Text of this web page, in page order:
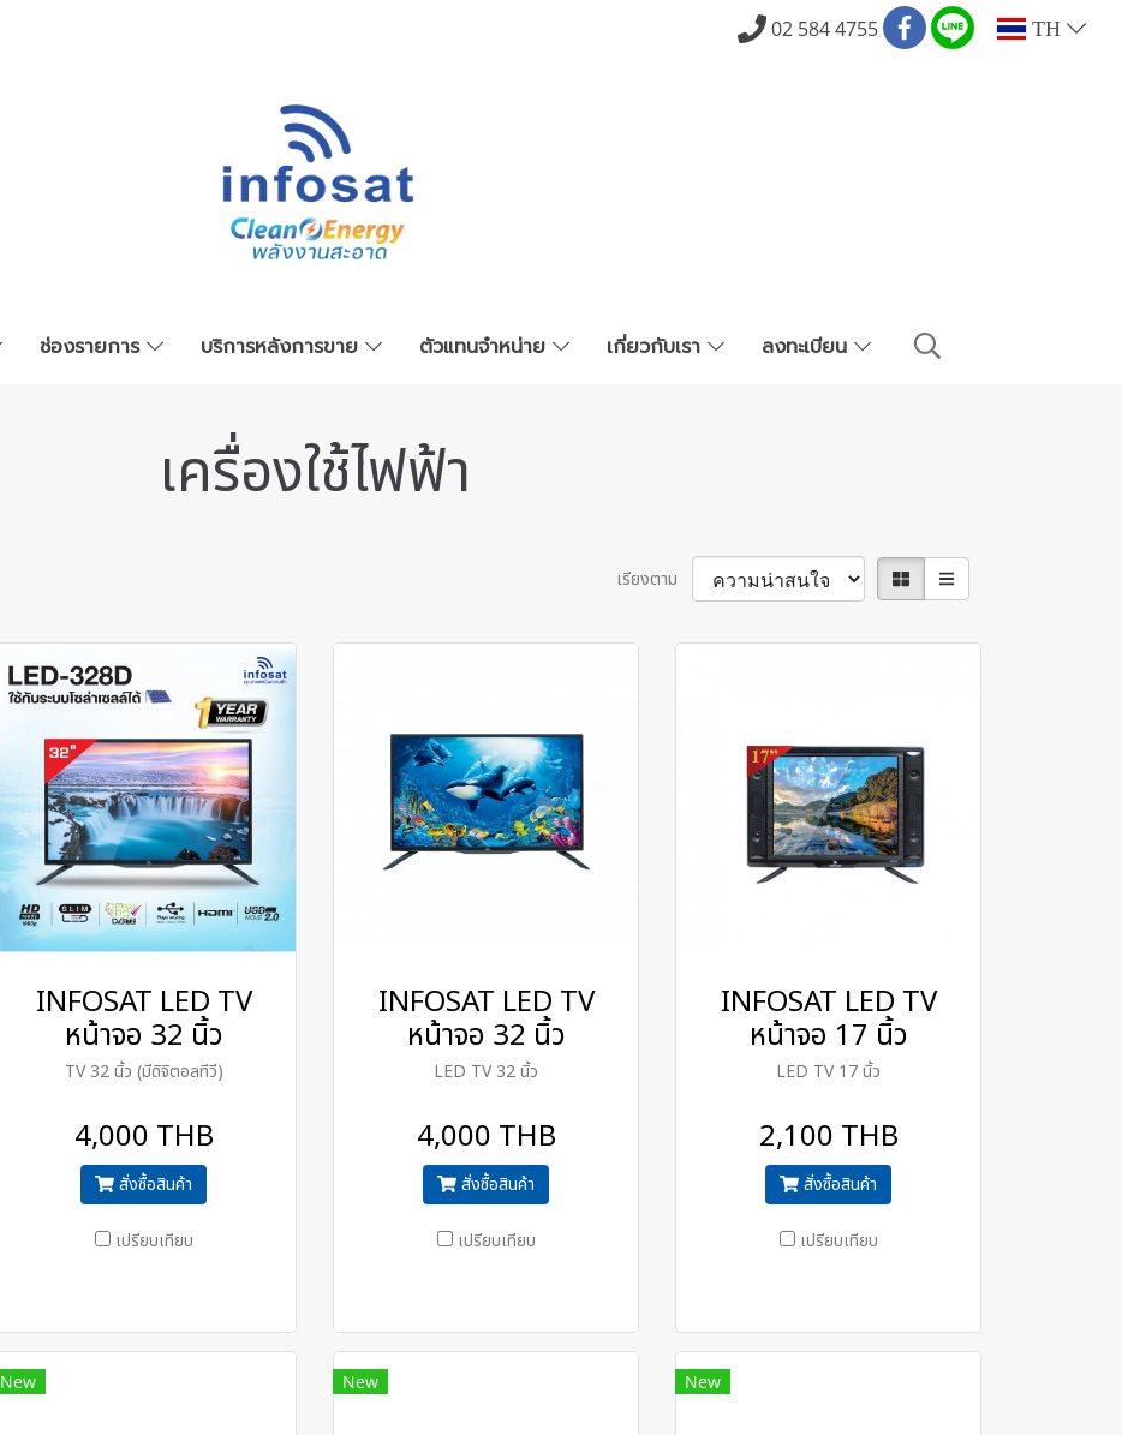
02 584 4755 TH
ช่องรายการ บริการหลังการขาย ตัวแทนจำหน่าย เกี่ยวกับเรา ลงทะเบียน
เครื่องใช้ไฟฟ้า
เรียงตาม
INFOSAT LED TV
หน้าจอ 32 นิ้ว
TV 32 นิ้ว (มีดิจิตอลทีวี)
4,000 THB
สั่งซื้อสินค้า
เปรียบเทียบ
INFOSAT LED TV
หน้าจอ 32 นิ้ว
LED TV 32 นิ้ว
4,000 THB
สั่งซื้อสินค้า
เปรียบเทียบ
INFOSAT LED TV
หน้าจอ 17 นิ้ว
LED TV 17 นิ้ว
2,100 THB
สั่งซื้อสินค้า
เปรียบเทียบ
New New New